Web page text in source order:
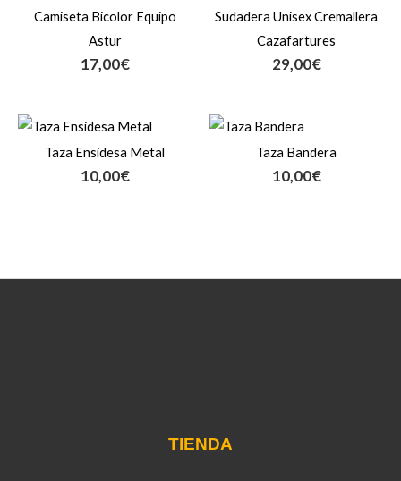
Camiseta Bicolor Equipo
Astur
17,00€
Sudadera Unisex Cremallera
Cazafartures
29,00€
Taza Ensidesa Metal
10,00€
Taza Bandera
10,00€
TIENDA